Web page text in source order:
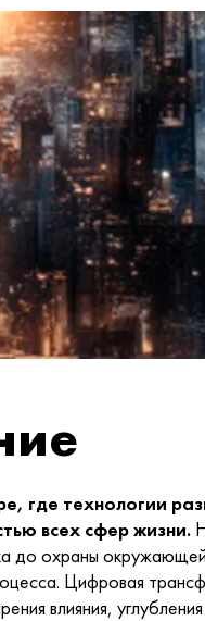
где технологии
всех сфер жизни.
до охраны
Цифровая
влияния,